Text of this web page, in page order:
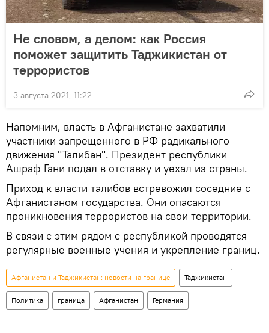
Не словом, а делом: как Россия
поможет защитить Таджикистан от
террористов
3 августа 2021, 11:22
Напомним, власть в Афганистане захватили
участники запрещенного в РФ радикального
движения "Талибан". Президент республики
Ашраф Гани подал в отставку и уехал из страны.
Приход к власти талибов встревожил соседние с
Афганистаном государства. Они опасаются
проникновения террористов на свои территории.
В связи с этим рядом с республикой проводятся
регулярные военные учения и укрепление границ.
Афганистан и Таджикистан: новости на границе Таджикистан
Политика граница Афганистан Германия